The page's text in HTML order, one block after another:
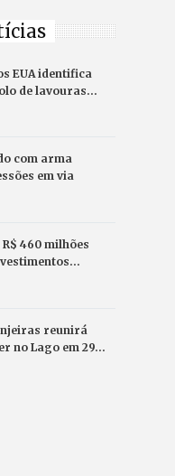
EUA identifica
de lavouras…
com arma
em via
460 milhões
reunirá
no Lago em 29…